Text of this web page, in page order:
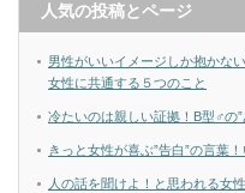
人気の投稿とページ
男性がいいイメージしか抱かな
女性に共通する５つのこと
冷たいのは親しい証拠！B型♂の
きっと女性が喜ぶ”告白”の言葉
人の話を聞けよ！と思われる女